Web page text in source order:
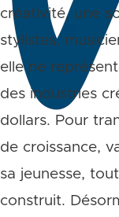
créativité, une
stylistes,
elle ne
des industries
dollars. Pour
de croissance,
sa jeunesse,
construit.